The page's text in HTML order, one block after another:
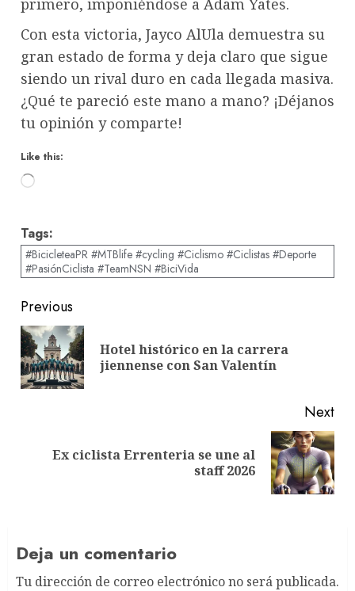
Con esta victoria, Jayco AlUla demuestra su
gran estado de forma y deja claro que sigue
siendo un rival duro en cada llegada masiva.
¿Qué te pareció este mano a mano? ¡Déjanos
tu opinión y comparte!
Like this:
Loading…
Tags:
#BicicleteaPR #MTBlife #cycling #Ciclismo #Ciclistas #Deporte
#PasiónCiclista #TeamNSN #BiciVida
Post
navigation
Previous
Hotel histórico en la carrera
jiennense con San Valentín
Next
NextEx ciclista Errenteria se une al
staff 2026
Deja un comentario
Tu dirección de correo electrónico no será publicada.